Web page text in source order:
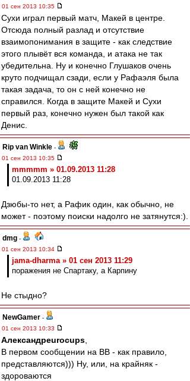
01 сен 2013 10:35
Сухи играл первый матч, Макей в центре.
Отсюда полный разлад и отсутствие
взаимопонимания в защите - как следствие
этого плывёт вся команда, и атака не так
убедительна. Ну и конечно Глушаков очень
круто подчищал сзади, если у Рафаэля была
такая задача, то он с ней конечно не
справился. Когда в защите Макей и Сухи
первый раз, конечно нужен был такой как
Денис.
Rip van Winkle -
01 сен 2013 10:35
mmmmm » 01.09.2013 11:28
01.09.2013 11:28
Дзюбы-то нет, а Рафик один, как обычно, не
может - поэтому поиски надолго не затянутся:).
dmg -
01 сен 2013 10:34
jama-dharma » 01 сен 2013 11:29
поражения не Спартаку, а Карпину
Не стыдно?
NewGamer -
01 сен 2013 10:33
Александрeurocups
В первом сообщении на ВВ - как правило,
представляются))) Ну, или, на крайняк -
здороваются